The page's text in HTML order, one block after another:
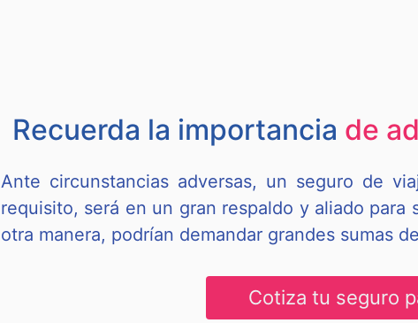
Recuerda la importancia de
Ante circunstancias adversas, un seguro de
requisito, será en un gran respaldo y aliado
otra manera, podrían demandar grandes sumas
Cotiza tu seguro